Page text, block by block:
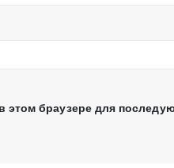
этом браузере для